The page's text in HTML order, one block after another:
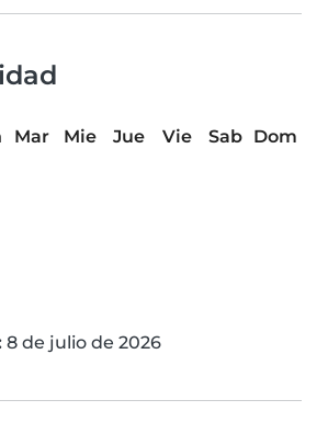
Mar Mie Jue Vie Sab
Dom
8 de julio de 2026